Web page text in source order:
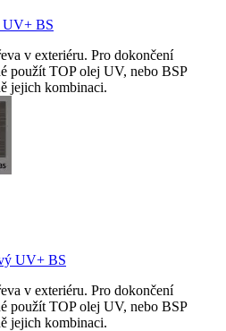
UV+ BS
v exteriéru. Pro dokončení
použít TOP olej UV, nebo BSP
jejich kombinaci.
UV+ BS
v exteriéru. Pro dokončení
použít TOP olej UV, nebo BSP
jejich kombinaci.